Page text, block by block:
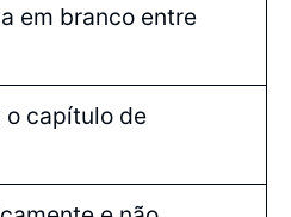
em branco entre
o capítulo de